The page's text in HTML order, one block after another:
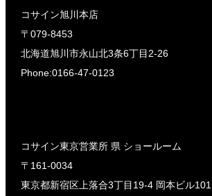
コサイン旭川本店
〒079-8453
北海道旭川市永山北3条6丁目2-26
Phone:0166-47-0123
コサイン東京営業所 県 ショールーム
〒161-0034
東京都新宿区上落合3丁目19-4 岡本ビル101